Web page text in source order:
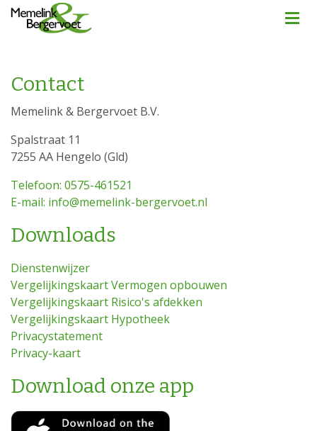
Contact
Memelink & Bergervoet B.V.
Spalstraat 11
7255 AA Hengelo (Gld)
Telefoon: 0575-461521
E-mail: info@memelink-bergervoet.nl
Downloads
Dienstenwijzer
Vergelijkingskaart Vermogen opbouwen
Vergelijkingskaart Risico's afdekken
Vergelijkingskaart Hypotheek
Privacystatement
Privacy-kaart
Download onze app